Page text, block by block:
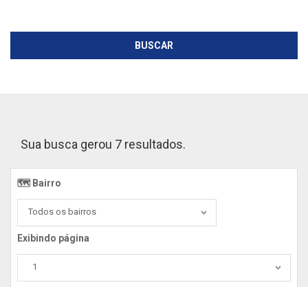
BUSCAR
Sua busca gerou 7 resultados.
🗺️ Bairro️
Todos os bairros
Exibindo página
1